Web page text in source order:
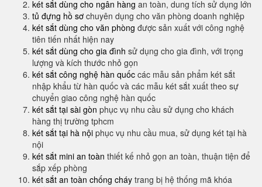
két sắt dùng cho ngân hàng an toàn, dung tích sử dụng lớn
tủ đựng hồ sơ chuyên dụng cho văn phòng doanh nghiệp
két sắt dùng cho văn phòng được sản xuất với công nghệ
tiên tiến nhất hiện nay
két sắt dùng cho gia đình sử dụng cho gia đình, với trọng
lượng và kích thước nhỏ gọn
két sắt công nghệ hàn quốc các mẫu sản phẩm két sắt
nhập khẩu từ hàn quốc và các mẫu két sắt xuất theo sự
chuyển giao công nghệ hàn quốc
két sắt tại sài gòn phục vụ nhu cầu sử dụng cho khách
hàng thị trường tphcm
két sắt tại hà nội phục vụ nhu cầu mua, sử dụng két tại hà
nội
két sắt mini an toàn thiết kế nhỏ gọn an toàn, thuận tiện để
sắp xếp phòng
két sắt an toàn chống cháy trang bị hệ thống mã khóa